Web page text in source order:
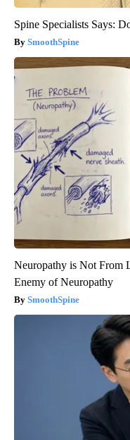
Spine Specialists Says:
SmoothSpine
Neuropathy is Not From
Enemy of Neuropathy
SmoothSpine